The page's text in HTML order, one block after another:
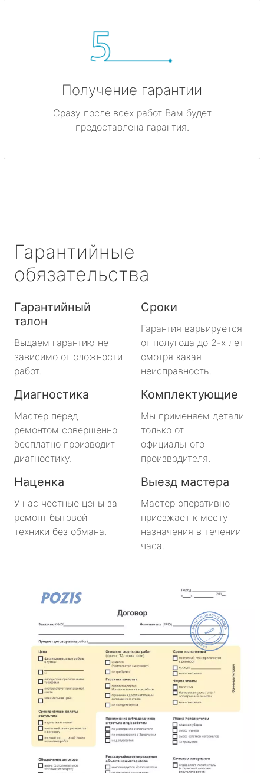
Получение гарантии
Сразу после всех работ Вам будет
предоставлена гарантия.
Гарантийные
обязательства
Гарантийный
талон
Выдаем гарантию не
зависимо от сложности
работ.
Сроки
Гарантия варьируется
от полугода до 2-х лет
смотря какая
неисправность.
Диагностика
Мастер перед
ремонтом совершенно
бесплатно производит
диагностику.
Комплектующие
Мы применяем детали
только от
официального
производителя.
Наценка
У нас честные цены за
ремонт бытовой
техники без обмана.
Выезд мастера
Мастер оперативно
приезжает к месту
назначения в течении
часа.